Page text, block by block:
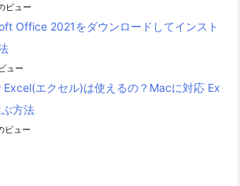
ビュー
Office 2021をダウンロードしてインスト
ュー
Excel(エクセル)は使えるの？Macに対応 Ex
方法
ビュー